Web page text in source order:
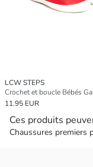
LCW STEPS
11.95 EUR
Ces produits
Chaussures premiers